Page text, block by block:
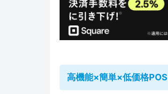
高機能×簡単×低価格